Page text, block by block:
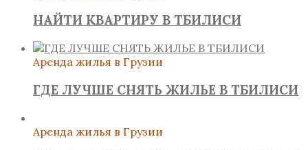
НАЙТИ КВАРТИРУ В ТБИЛИСИ
Аренда жилья в Грузии
ГДЕ ЛУЧШЕ СНЯТЬ ЖИЛЬЕ В ТБИЛИСИ
Аренда жилья в Грузии